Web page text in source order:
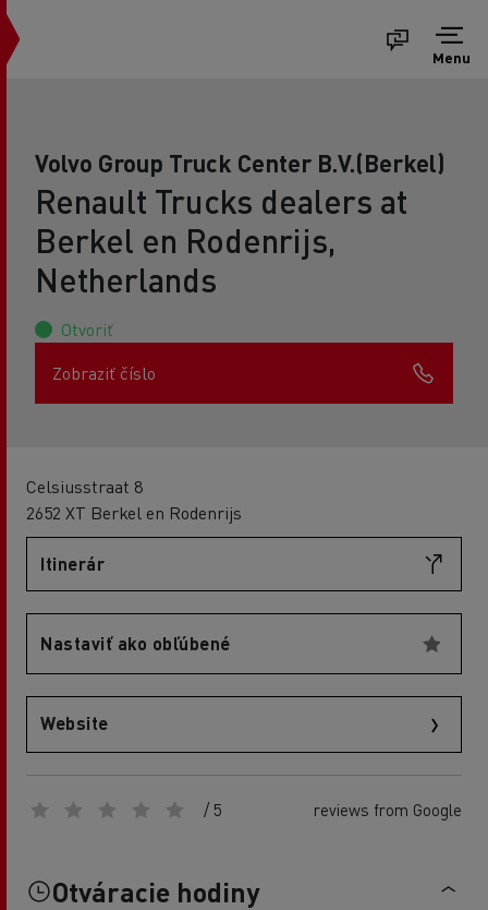
Menu
Volvo Group Truck Center B.V.(Berkel)
Renault Trucks dealers at
Berkel en Rodenrijs,
Netherlands
Otvoriť
Zobraziť číslo
Celsiusstraat 8
2652 XT Berkel en Rodenrijs
Itinerár
Nastaviť ako obľúbené
Website
/ 5 reviews from Google
Otváracie hodiny